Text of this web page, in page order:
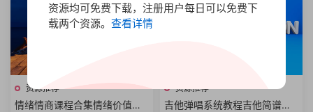
资源推荐
情绪情商课程合集情绪价值洞
资源推荐
吉他弹唱系统教程吉他简谱曲
资源均可免费下载，注册用户每日可以免费下
载两个资源。 查看详情